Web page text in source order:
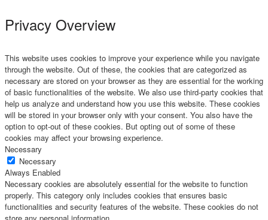
Privacy Overview
This website uses cookies to improve your experience while you navigate
through the website. Out of these, the cookies that are categorized as
necessary are stored on your browser as they are essential for the working
of basic functionalities of the website. We also use third-party cookies that
help us analyze and understand how you use this website. These cookies
will be stored in your browser only with your consent. You also have the
option to opt-out of these cookies. But opting out of some of these
cookies may affect your browsing experience.
Necessary
Necessary
Always Enabled
Necessary cookies are absolutely essential for the website to function
properly. This category only includes cookies that ensures basic
functionalities and security features of the website. These cookies do not